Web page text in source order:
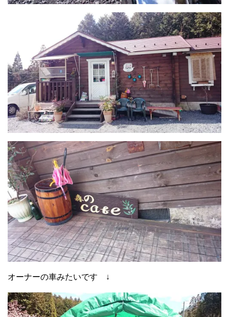
オーナーの車みたいです ↓